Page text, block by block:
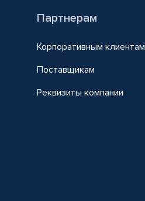
Партнерам
Корпоративным клиентам
Поставщикам
Реквизиты компании